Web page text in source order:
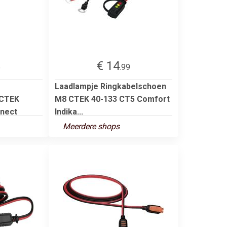
€ 14.99
Laadlampje Ringkabelschoen
M8 CTEK 40-133 CT5 Comfort
Indika...
Meerdere shops